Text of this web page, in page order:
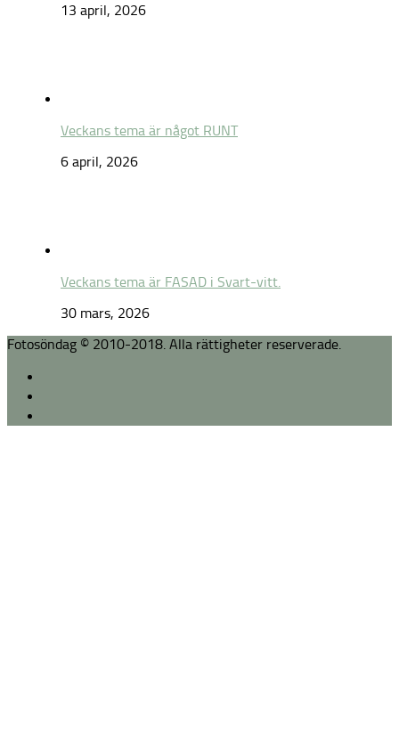
13 april, 2026
Veckans tema är något RUNT
6 april, 2026
Veckans tema är FASAD i Svart-vitt.
30 mars, 2026
Fotosöndag © 2010-2018. Alla rättigheter reserverade.